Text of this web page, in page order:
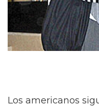
Los americanos